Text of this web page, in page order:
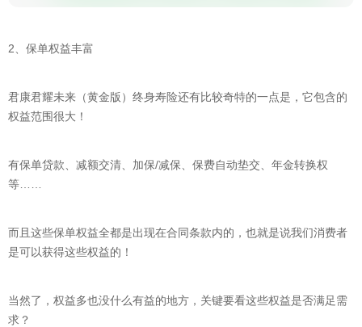
2、保单权益丰富
君康君耀未来（黄金版）终身寿险还有比较奇特的一点是，它包含的
权益范围很大！
有保单贷款、减额交清、加保/减保、保费自动垫交、年金转换权
等……
而且这些保单权益全都是出现在合同条款内的，也就是说我们消费者
是可以获得这些权益的！
当然了，权益多也没什么有益的地方，关键要看这些权益是否满足需
求？